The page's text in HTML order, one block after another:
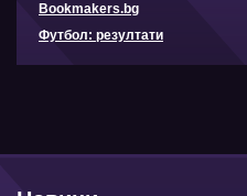
Bookmakers.bg
Футбол: резултати